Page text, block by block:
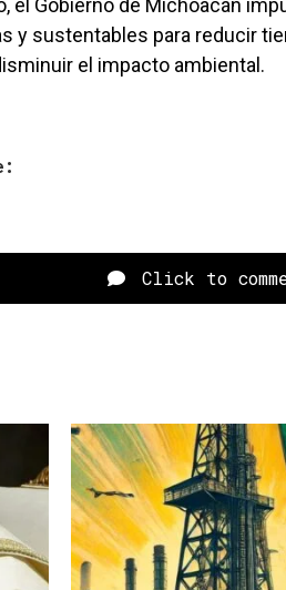
el Gobierno de Michoacán
y sustentables para reducir
el impacto ambiental.
Click to